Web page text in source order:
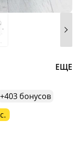
ЕЩЕ
+403 бонусов